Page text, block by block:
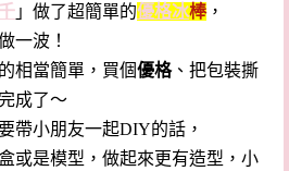
」做了超簡單的優格冰棒，
一波！
相當簡單，買個優格、把包裝撕
成了～
帶小朋友一起DIY的話，
或是模型，做起來更有造型，小